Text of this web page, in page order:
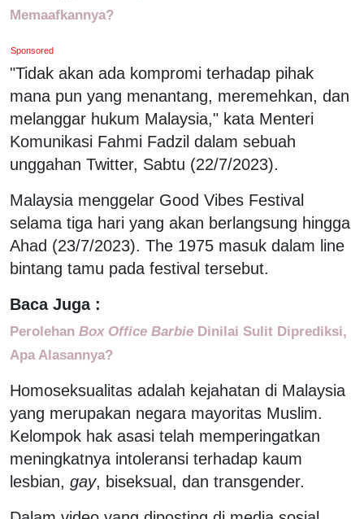
Memaafkannya?
Sponsored
"Tidak akan ada kompromi terhadap pihak
mana pun yang menantang, meremehkan, dan
melanggar hukum Malaysia," kata Menteri
Komunikasi Fahmi Fadzil dalam sebuah
unggahan Twitter, Sabtu (22/7/2023).
Malaysia menggelar Good Vibes Festival
selama tiga hari yang akan berlangsung hingga
Ahad (23/7/2023). The 1975 masuk dalam line
bintang tamu pada festival tersebut.
Baca Juga :
Perolehan Box Office Barbie Dinilai Sulit Diprediksi,
Apa Alasannya?
Homoseksualitas adalah kejahatan di Malaysia
yang merupakan negara mayoritas Muslim.
Kelompok hak asasi telah memperingatkan
meningkatnya intoleransi terhadap kaum
lesbian, gay, biseksual, dan transgender.